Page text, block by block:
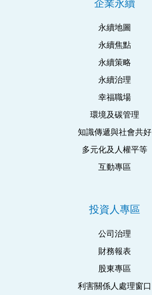
企業永續
永續地圖
永續焦點
永續策略
永續治理
幸福職場
環境及碳管理
知識傳遞與社會共好
多元化及人權平等
互動專區
投資人專區
公司治理
財務報表
股東專區
利害關係人處理窗口